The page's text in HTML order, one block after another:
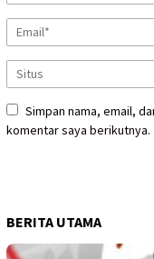
Simpan nama, email,
komentar saya berikutnya.
BERITA UTAMA